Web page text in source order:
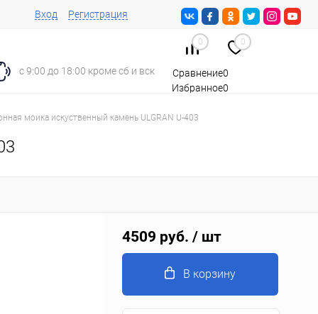
Вход Регистрация
с 9:00 до 18:00 кроме сб и вск
0 0
Сравнение0
Избранное0
моика искуственный камень ULGRAN U-403
4509 руб. / шт
В корзину